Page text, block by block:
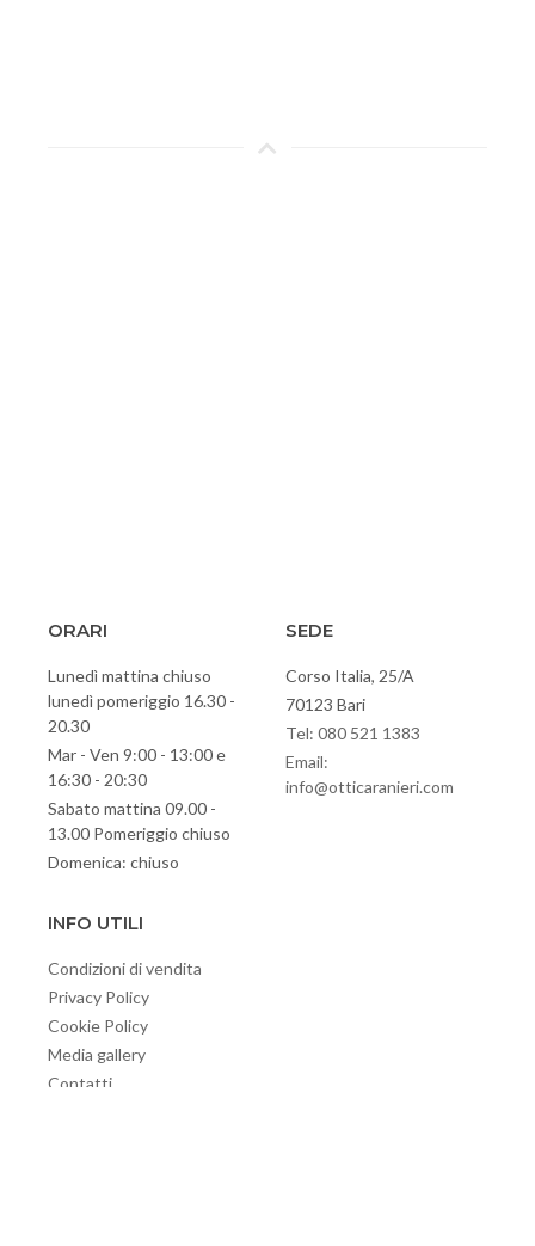
ORARI
Lunedì mattina chiuso
lunedì pomeriggio 16.30 -
20.30
Mar - Ven 9:00 - 13:00 e
16:30 - 20:30
Sabato mattina 09.00 -
13.00 Pomeriggio chiuso
Domenica: chiuso
SEDE
Corso Italia, 25/A
70123 Bari
Tel: 080 521 1383
Email:
info@otticaranieri.com
INFO UTILI
Condizioni di vendita
Privacy Policy
Cookie Policy
Media gallery
Contatti